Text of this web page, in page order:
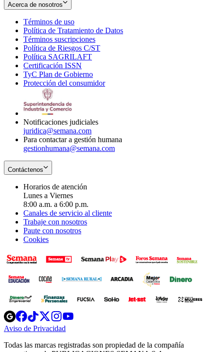
Acerca de nosotros
Términos de uso
in
new
window
Política de Tratamiento de Datos
Términos suscripciones
in
Política de Riesgos C/ST
Política SAGRILAFT
new
window
Certificación ISSN
in
new
TyC Plan de Gobierno
in
Protección del consumidorOpens
Notificaciones judiciales
juridica@semana.com
Para contactar a gestión humana
gestionhumana@semana.com
Contáctenos
Horarios de atención
Lunes a Viernes
8:00 a.m. a 6:00 p.m.
Canales de servicio al cliente
Trabaje con nosotros
Paute con nosotros
Cookies
Opens
in
new
Opens
in
new
Opens
in
new
window
Opens
new
windowwindow
Aviso de Privacidad
new
Todas las marcas registradas son propiedad de la compañía